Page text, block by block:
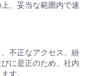
、妥当な範囲内で速
不正なアクセス、紛
に是正のため、社内
す。